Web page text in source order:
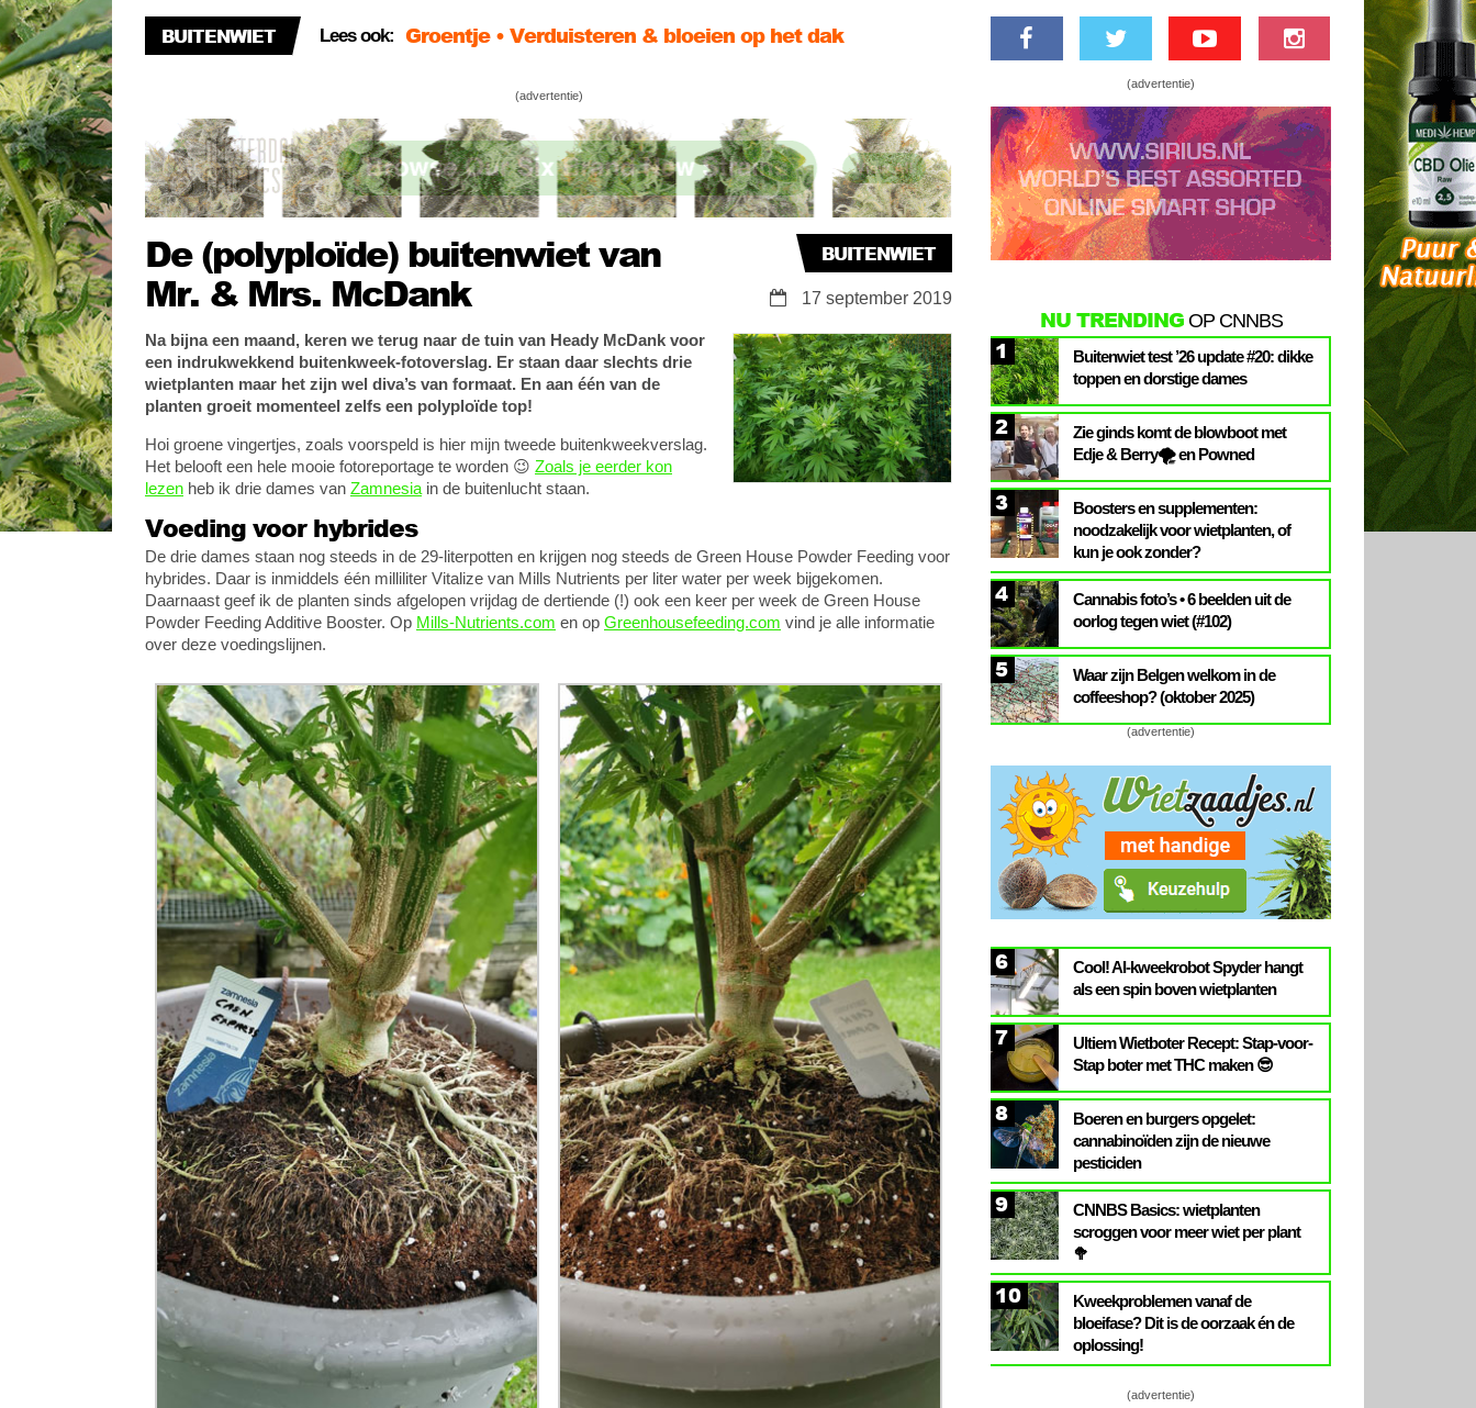
BUITENWIET Lees ook: StealthyDutchGuy & Super Lemon Haze
Voortijdig oogstfeest @neighbourgrowofficials!
(advertentie)
De (polyploïde) buitenwiet van
Mr. & Mrs. McDank
BUITENWIET
17 september 2019
Na bijna een maand, keren we terug naar de tuin van Heady McDank voor
een indrukwekkend buitenkweek-fotoverslag. Er staan daar slechts drie
wietplanten maar het zijn wel diva’s van formaat. En aan één van de
planten groeit momenteel zelfs een polyploïde top!
Hoi groene vingertjes, zoals voorspeld is hier mijn tweede buitenkweekverslag.
Het belooft een hele mooie fotoreportage te worden 😉 Zoals je eerder kon
lezen heb ik drie dames van Zamnesia in de buitenlucht staan.
Voeding voor hybrides
De drie dames staan nog steeds in de 29-literpotten en krijgen nog steeds de Green House Powder Feeding voor
hybrides. Daar is inmiddels één milliliter Vitalize van Mills Nutrients per liter water per week bijgekomen.
Daarnaast geef ik de planten sinds afgelopen vrijdag de dertiende (!) ook een keer per week de Green House
Powder Feeding Additive Booster. Op Mills-Nutrients.com en op Greenhousefeeding.com vind je alle informatie
over deze voedingslijnen.
(advertentie)
NU TRENDINGOP CNNBS
1
Buitenwiet test ’26 update #20: dikke
toppen en dorstige dames
2
Zie ginds komt de blowboot met
Edje & Berry🌪️ en Powned
3
Boosters en supplementen:
noodzakelijk voor wietplanten, of
kun je ook zonder?
4
Cannabis foto’s • 6 beelden uit de
oorlog tegen wiet (#102)
5
Waar zijn Belgen welkom in de
coffeeshop? (oktober 2025)
(advertentie)
6
Cool! AI-kweekrobot Spyder hangt
als een spin boven wietplanten
7
Ultiem Wietboter Recept: Stap-voor-
Stap boter met THC maken 😎
8
Boeren en burgers opgelet:
cannabinoïden zijn de nieuwe
pesticiden
9
CNNBS Basics: wietplanten
scroggen voor meer wiet per plant
🥦
10
Kweekproblemen vanaf de
bloeifase? Dit is de oorzaak én de
oplossing!
(advertentie)